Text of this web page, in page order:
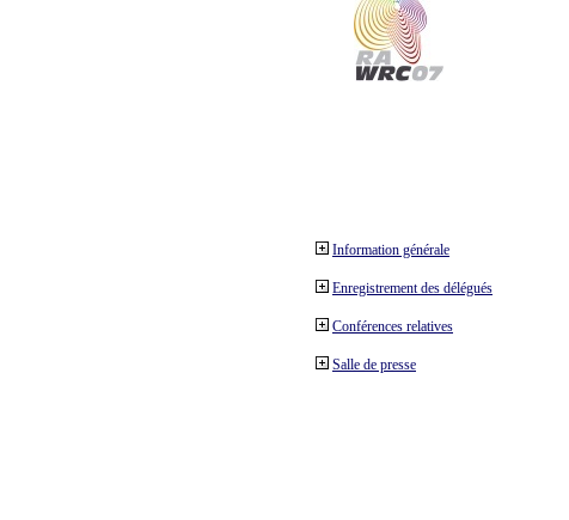
Information générale
Enregistrement des délégués
Conférences relatives
Salle de presse